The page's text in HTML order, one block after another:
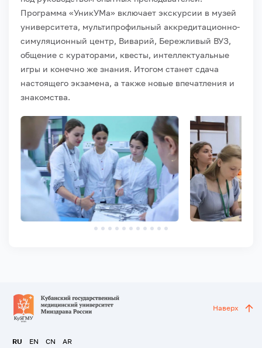
Программа «УникУМа» включает экскурсии в музей
университета, мультипрофильный аккредитационно-
симуляционный центр, Виварий, Бережливый ВУЗ,
общение с кураторами, квесты, интеллектуальные
игры и конечно же знания. Итогом станет сдача
настоящего экзамена, а также новые впечатления и
знакомства.
RU EN CN AR
Наверх